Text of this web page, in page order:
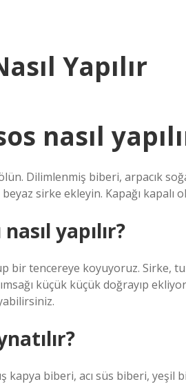
Yapılır
nasıl
Dilimlenmiş biberi, arpacık
sirke ekleyin. Kapağı kapalı
yapılır?
bir tencereye koyuyoruz. Sirke,
küçük küçük doğrayıp
kapya biberi, acı süs biberi, yeşil